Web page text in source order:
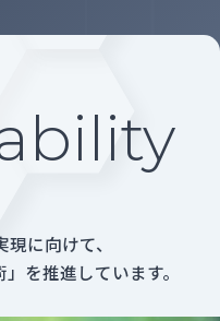
に向けて、
を推進しています。